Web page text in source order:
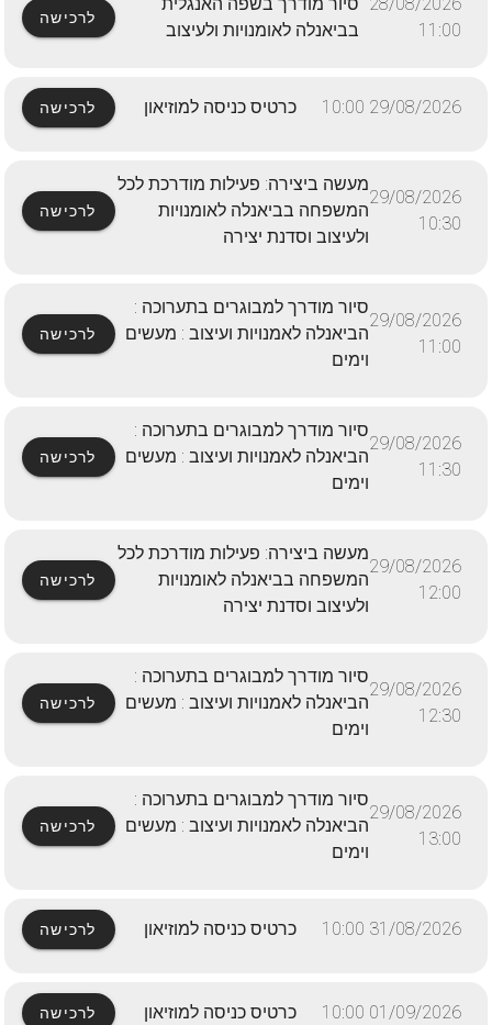
11:00
בביאנלה לאומנויות ולעיצוב
לרכישה
29/08/2026 10:00 כרטיס כניסה למוזיאון לרכישה
29/08/2026
10:30
מעשה ביצירה: פעילות מודרכת לכל
המשפחה בביאנלה לאומנויות
ולעיצוב וסדנת יצירה
לרכישה
29/08/2026
11:00
סיור מודרך למבוגרים בתערוכה :
הביאנלה לאמנויות ועיצוב : מעשים
וימים
לרכישה
29/08/2026
11:30
סיור מודרך למבוגרים בתערוכה :
הביאנלה לאמנויות ועיצוב : מעשים
וימים
לרכישה
29/08/2026
12:00
מעשה ביצירה: פעילות מודרכת לכל
המשפחה בביאנלה לאומנויות
ולעיצוב וסדנת יצירה
לרכישה
29/08/2026
12:30
סיור מודרך למבוגרים בתערוכה :
הביאנלה לאמנויות ועיצוב : מעשים
וימים
לרכישה
29/08/2026
13:00
סיור מודרך למבוגרים בתערוכה :
הביאנלה לאמנויות ועיצוב : מעשים
וימים
לרכישה
31/08/2026 10:00 כרטיס כניסה למוזיאון לרכישה
01/09/2026 10:00 כרטיס כניסה למוזיאון לרכישה